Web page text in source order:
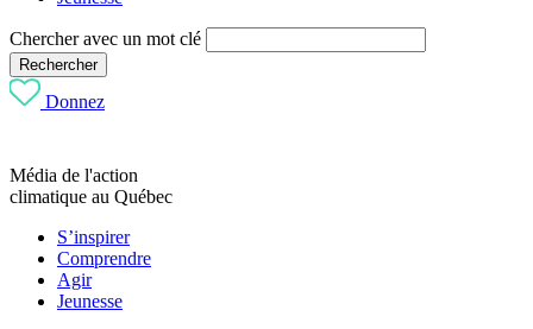
Chercher avec un mot clé
Rechercher
Donnez
Média de l'action
climatique au Québec
S’inspirer
Comprendre
Agir
Jeunesse